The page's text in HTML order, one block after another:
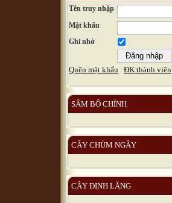
Tên truy nhập
Mật khẩu
Ghi nhớ
Quên mật khẩu ĐK thành viên
SÂM BÔ CHÍNH
CÂY CHÙM NGÂY
CÂY ĐINH LĂNG